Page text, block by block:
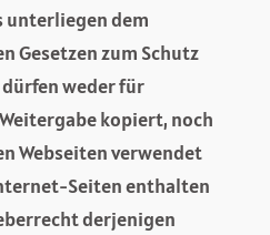
unterliegen dem
Gesetzen zum Schutz
weder für
kopiert, noch
Webseiten verwendet
Seiten enthalten
derjenigen